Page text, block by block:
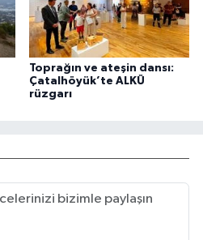
Toprağın ve ateşin dansı:
Çatalhöyük’te ALKÜ
rüzgarı